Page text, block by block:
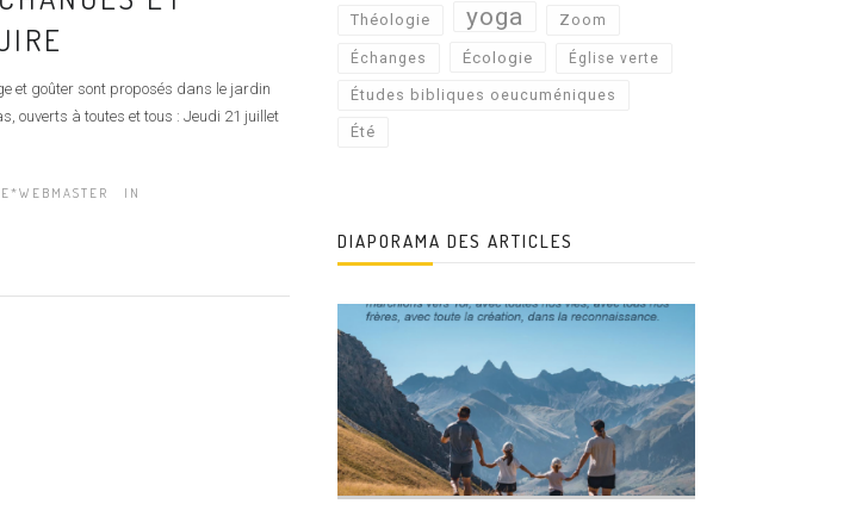
et goûter sont proposés dans le jardin
ouverts à toutes et tous : Jeudi 21 juillet
IN
Théologie yoga Zoom
Échanges Écologie Église verte
Études bibliques oeucuméniques
Été
DIAPORAMA DES ARTICLES